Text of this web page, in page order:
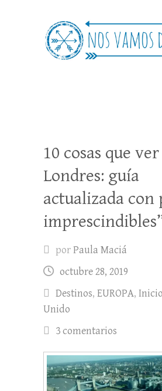
Nos Vamos de
10 cosas que
Londres: guía
actualizada con
porPaula Maciá
octubre 28, 2019
Destinos, EUROPA, Inicio
Unido
3 comentarios